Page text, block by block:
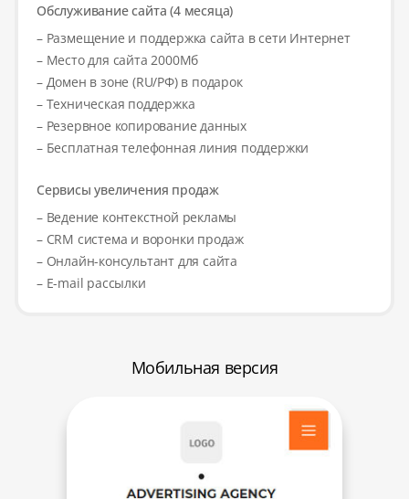
Обслуживание сайта (4 месяца)
– Размещение и поддержка сайта в сети Интернет
– Место для сайта 2000Мб
– Домен в зоне (RU/РФ) в подарок
– Техническая поддержка
– Резервное копирование данных
– Бесплатная телефонная линия поддержки
Сервисы увеличения продаж
– Ведение контекстной рекламы
– CRM система и воронки продаж
– Онлайн-консультант для сайта
– E-mail рассылки
Мобильная версия